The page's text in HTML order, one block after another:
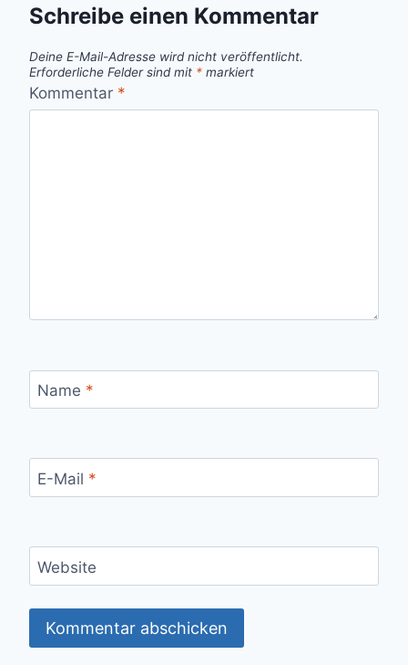
Schreibe einen Kommentar
Deine E-Mail-Adresse wird nicht veröffentlicht.
Erforderliche Felder sind mit * markiert
Kommentar *
Name *
E-Mail *
Website